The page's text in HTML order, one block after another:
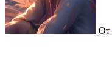
От